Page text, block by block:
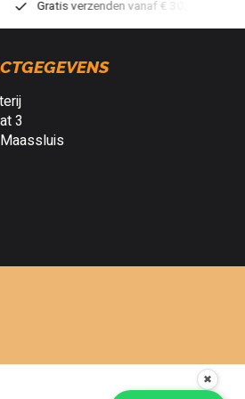
Verzendkosten € 2,95 (NL)
3
✖